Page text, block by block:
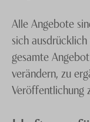
Alle Angebote
sich
gesamte
verändern, zu
Veröffentlichung